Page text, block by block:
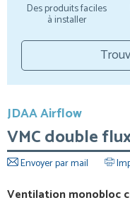
Des produits faciles
à installer
JDAA Airflow
VMC double
Envoyer par mail
Ventilation monobloc